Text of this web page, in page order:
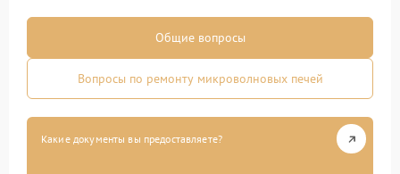
Общие вопросы
Вопросы по ремонту микроволновых печей
Какие документы вы предоставляете?